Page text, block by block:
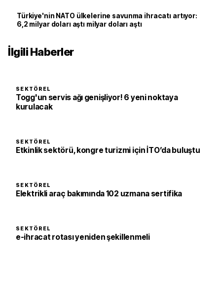
Türkiye'nin NATO ülkelerine savunma ihracatı artıyor:
6,2 milyar doları aştı milyar doları aştı
İlgili Haberler
SEKTÖREL
Togg'un servis ağı genişliyor! 6 yeni noktaya
kurulacak
SEKTÖREL
Etkinlik sektörü, kongre turizmi için İTO’da buluştu
SEKTÖREL
Elektrikli araç bakımında 102 uzmana sertifika
SEKTÖREL
e-ihracat rotası yeniden şekillenmeli